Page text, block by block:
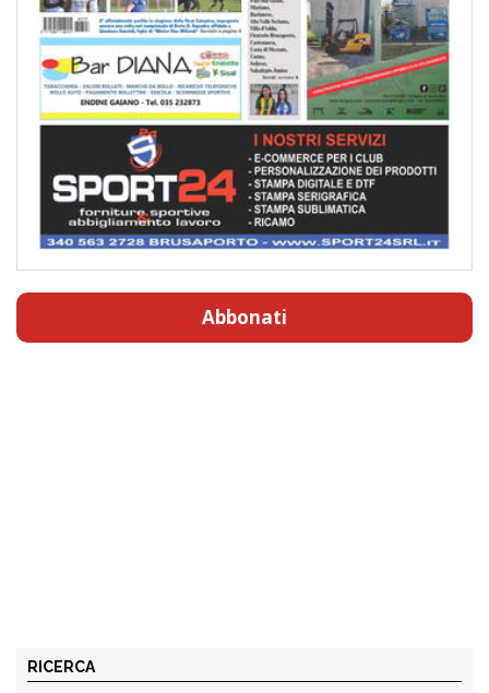
Abbonati
RICERCA